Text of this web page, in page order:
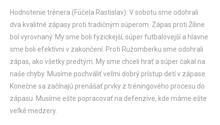
Hodnotenie trénera (Fúčela Rastislav): V sobotu sme odohrali
dva kvalitné zápasy proti tradičným súperom. Zápas proti Žiline
bol vyrovnaný. My sme boli fyzickejší, súper futbalovejší a hlavne
sme boli efektívni v zakončení. Proti Ružomberku sme odohrali
zápas, ako všetky predtým. My sme chceli hrať a súper čakal na
naše chyby. Musíme pochváliť veľmi dobrý prístup detí v zápase.
Konečne sa začínajú prenášať prvky z tréningového procesu do
zápasu. Musíme ešte popracovať na defenzíve, kde máme ešte
veľké medzery.